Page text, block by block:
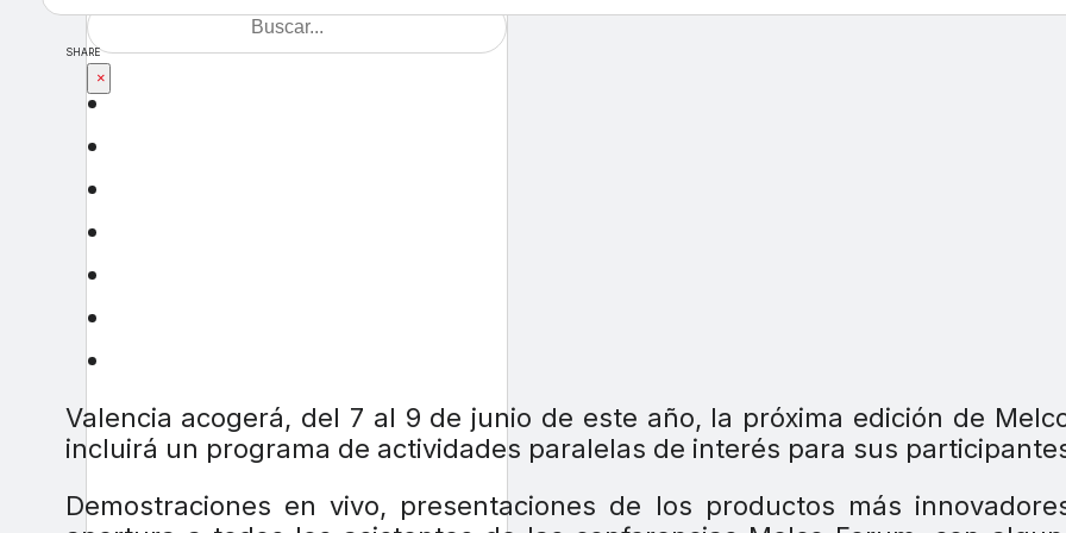
×
SHARE
Valencia acogerá, del 7 al 9 de junio de este año, la próxima edición de
incluirá un programa de actividades paralelas de interés para sus
Demostraciones en vivo, presentaciones de los productos más